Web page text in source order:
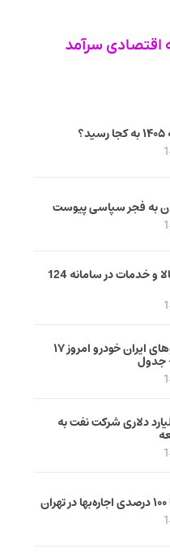
اقتصادی سرآمد
به فجر سپاسی پیوست
ثبت قیمت کالا و خدمات در سامانه 124
قیمت خودرو‌های ایران خودرو امروز ۱۷
١٧ میلیارد دلاری شرکت نفت به